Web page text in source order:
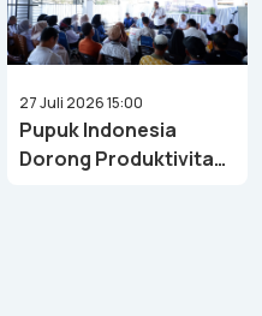
27 Juli 2026 15:00
Pupuk Indonesia
Dorong Produktivitas